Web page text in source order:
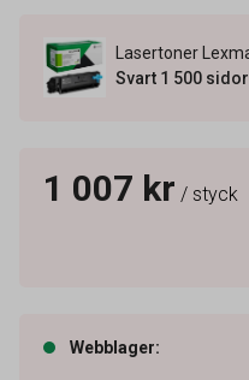
Svart 1 500 sidor
1 007 kr / styck
Webblager: